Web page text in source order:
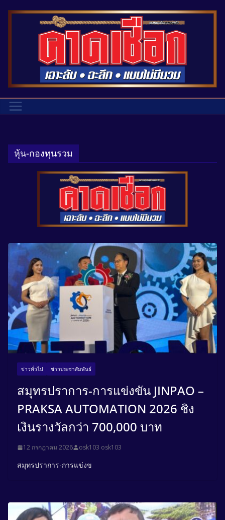
หุ้น-กองทุนรวม
ข่าวทั่วไป ข่าวประชาสัมพันธ์
สมุทรปราการ-การแข่งขัน JINPAO –
PRAKSA AUTOMATION 2026 ชิง
เงินรางวัลกว่า 700,000 บาท
12 กรกฎาคม 2026 osk103 osk103
สมุทรปราการ-การแข่งข